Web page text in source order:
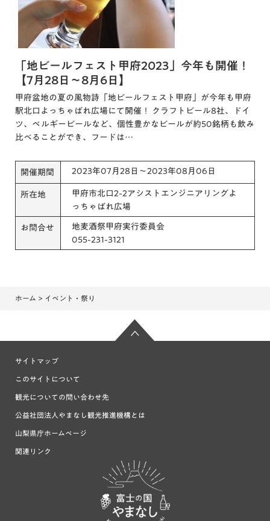
「地ビールフェスト甲府2023」今年も開催！
【7月28日～8月6日】
甲府盆地の夏の風物詩「地ビールフェスト甲府」が今年も甲府
駅北口よっちゃばれ広場にて開催！ クラフトビール8社、ドイ
ツ、ベルギービールなど、個性豊かなビールが約50銘柄も飲み
比べることができ、フードは…
開催期間 2023年07月28日～2023年08月06日
所在地
甲府市北口2-2アシストエンジニアリングよ
っちゃばれ広場
お問合せ
地麦酒祭甲府実行委員会
055-231-3121
ホーム > イベント・祭り
サイトマップ
このサイトについて
観光についての問い合わせ先
公益社団法人やまなし観光推進機構とは
山梨県庁ホームページ
関連リンク
富士の国や
まなし